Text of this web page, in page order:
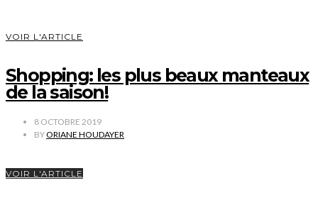
VOIR L'ARTICLE
Shopping: les plus beaux manteaux
de la saison!
8 OCTOBRE 2019
BYORIANE HOUDAYER
VOIR L'ARTICLE